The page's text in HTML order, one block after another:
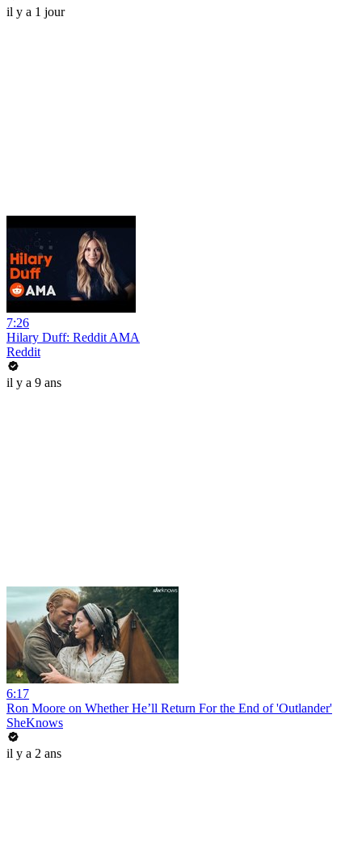
il y a 1 jour
7:26
Hilary Duff: Reddit AMA
Reddit
il y a 9 ans
6:17
Ron Moore on Whether He’ll Return For the End of 'Outlander'
SheKnows
il y a 2 ans